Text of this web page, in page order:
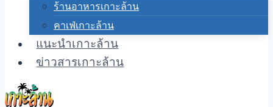
ร้านอาหารเกาะล้าน
คาเฟ่เกาะล้าน
แนะนำเกาะล้าน
ข่าวสารเกาะล้าน